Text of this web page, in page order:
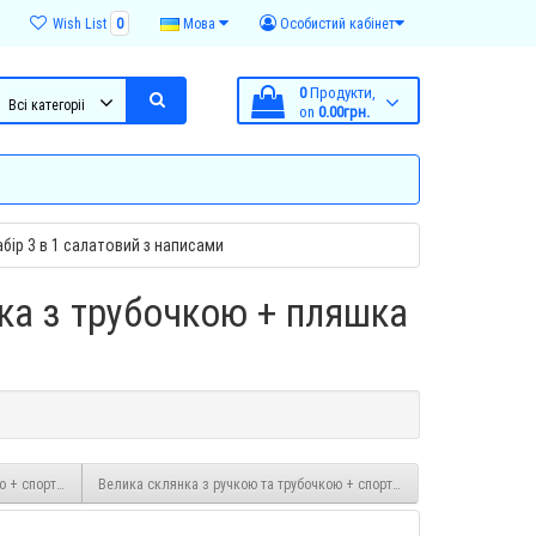
Особистий кабінет
Мова
Wish List 0
0Продукти,
on 0.00грн.
Всі категоріі
3 в 1 салатовий з написами
з трубочкою + пляшка
+ спортивна пляшка з трубочкою + пляшка з кришкою набір 3 в 1 чорний з
Велика склянка з ручкою та трубочкою + спортивна пляшка з